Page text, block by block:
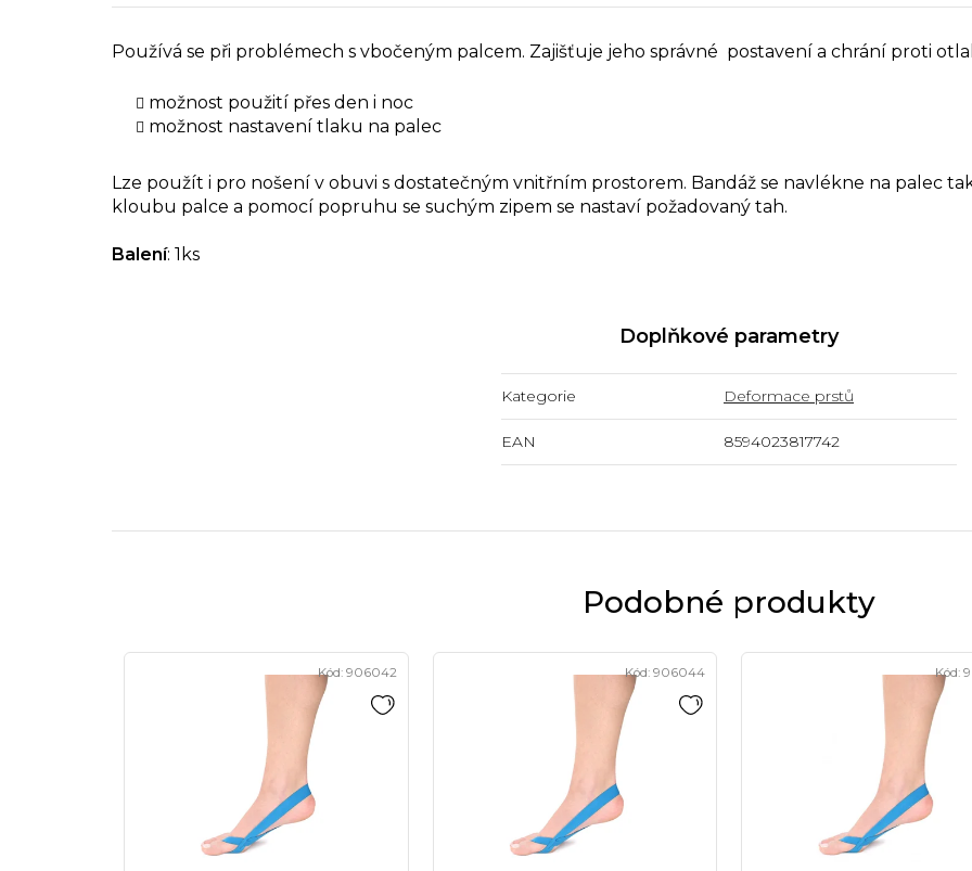
Používá se při problémech s vbočeným palcem. Zajišťuje jeho správné postavení a chrání proti
možnost použití přes den i noc
možnost nastavení tlaku na palec
Lze použít i pro nošení v obuvi s dostatečným vnitřním prostorem. Bandáž se navlékne na palec
kloubu palce a pomocí popruhu se suchým zipem se nastaví požadovaný tah.
Balení: 1ks
Doplňkové parametry
Kategorie Deformace prstů
EAN 8594023817742
Podobné produkty
Kód: 906042 Kód: 906044 Kód: